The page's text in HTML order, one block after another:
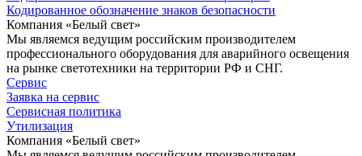
Кодированное обозначение знаков безопасности
Компания «Белый свет»
Мы являемся ведущим российским производителем
профессионального оборудования для аварийного освещения
на рынке светотехники на территории РФ и СНГ.
Сервис
Заявка на сервис
Сервисная политика
Утилизация
Компания «Белый свет»